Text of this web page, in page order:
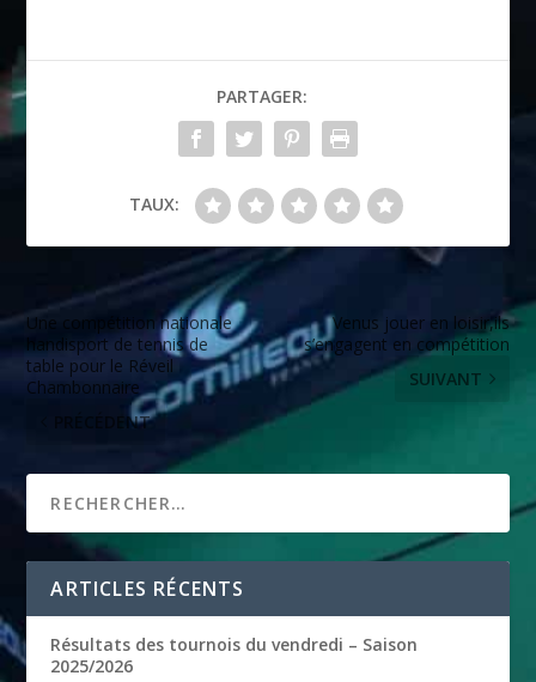
PARTAGER:
TAUX:
Une compétition nationale
handisport de tennis de
table pour le Réveil
Chambonnaire
PRÉCÉDENT
Venus jouer en loisir,ils
s’engagent en compétition
SUIVANT
ARTICLES RÉCENTS
Résultats des tournois du vendredi – Saison
2025/2026